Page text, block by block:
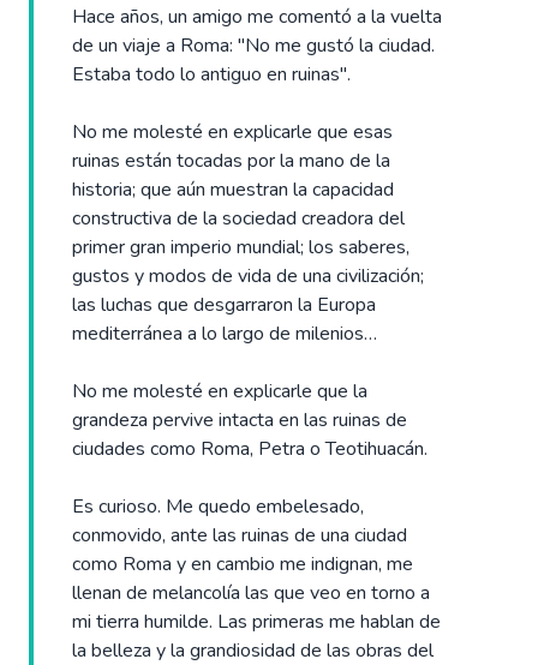
Hace años, un amigo me comentó a la vuelta
de un viaje a Roma: "No me gustó la ciudad.
Estaba todo lo antiguo en ruinas".
No me molesté en explicarle que esas
ruinas están tocadas por la mano de la
historia; que aún muestran la capacidad
constructiva de la sociedad creadora del
primer gran imperio mundial; los saberes,
gustos y modos de vida de una civilización;
las luchas que desgarraron la Europa
mediterránea a lo largo de milenios…
No me molesté en explicarle que la
grandeza pervive intacta en las ruinas de
ciudades como Roma, Petra o Teotihuacán.
Es curioso. Me quedo embelesado,
conmovido, ante las ruinas de una ciudad
como Roma y en cambio me indignan, me
llenan de melancolía las que veo en torno a
mi tierra humilde. Las primeras me hablan de
la belleza y la grandiosidad de las obras del